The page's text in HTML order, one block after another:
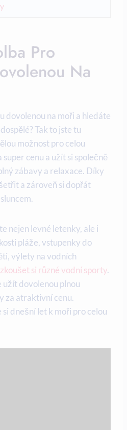
Pro
Na
dovolenou⁣ na moři a hledáte
Tak to jste⁢ tu
možnost pro​ celou
cenu a užít si společně⁤
zábavy a relaxace. Díky
a zároveň si dopřát
nejen levné letenky, ale i
pláže, vstupenky do
výlety na vodních
si různé vodní sporty.
užít dovolenou plnou
za atraktivní cenu.
dnešní let k moři pro celou